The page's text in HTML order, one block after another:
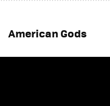
American Gods